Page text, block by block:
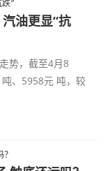
油更显“抗
势，截至4月8
、5958元 吨，较